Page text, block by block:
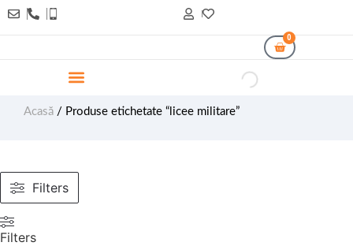
0
Acasă / Produse etichetate “licee militare”
Filters
Filters